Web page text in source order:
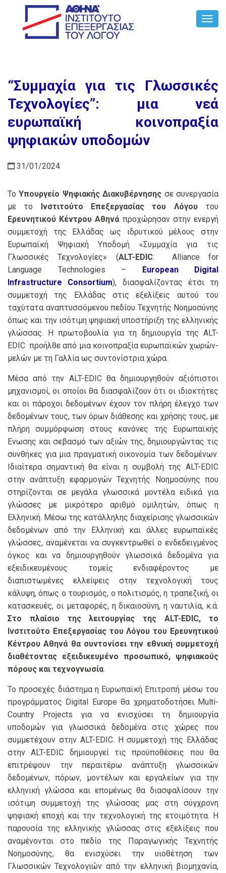
“Συμμαχία για τις Γλωσσικές
Τεχνολογίες”: μια νεά
ευρωπαϊκή κοινοπραξία
ψηφιακών υποδομών
31/01/2024
ΤοΥπουργείο Ψηφιακής Διακυβέρνησης σε συνεργασία
με το Ινστιτούτο Επεξεργασίας του Λόγουτου
Ερευνητικού Κέντρου Αθηνά προχώρησαν στην ενεργή
συμμετοχή της Ελλάδας ως ιδρυτικού μέλους στην
Ευρωπαϊκή Ψηφιακή Υποδομή «Συμμαχία για τις
Γλωσσικές Τεχνολογίες» (ALT-EDIC: Alliance for
Language Technologies – European Digital
Infrastructure Consortium), διασφαλίζοντας έτσι τη
συμμετοχή της Ελλάδας στις εξελίξεις αυτού του
ταχύτατα αναπτυσσόμενου πεδίου Τεχνητής Νοημοσύνης
όπως και την ισότιμη ψηφιακή υποστήριξη της ελληνικής
γλώσσας. Η πρωτοβουλία για τη δημιουργία της ALT-
EDIC προήλθε από μια κοινοπραξία ευρωπαϊκών χωρών-
μελών με τη Γαλλία ως συντονίστρια χώρα.
Μέσα από την ALT-EDIC θα δημιουργηθούν αξιόπιστοι
μηχανισμοί, οι οποίοι θα διασφαλίζουν ότι οι ιδιοκτήτες
και οι πάροχοι δεδομένων έχουν τον πλήρη έλεγχο των
δεδομένων τους, των όρων διάθεσης και χρήσης τους, με
πλήρη συμμόρφωση στους κανόνες της Ευρωπαϊκής
Ένωσης και σεβασμό των αξιών της, δημιουργώντας τις
συνθήκες για μια πραγματική οικονομία των δεδομένων.
Ιδιαίτερα σημαντική θα είναι η συμβολή της ALT-EDIC
στην ανάπτυξη εφαρμογών Τεχνητής Νοημοσύνης που
στηρίζονται σε μεγάλα γλωσσικά μοντέλα ειδικά για
γλώσσες με μικρότερο αριθμό ομιλητών, όπως η
Ελληνική. Μέσω της κατάλληλης διαχείρισης γλωσσικών
δεδομένων από την Ελληνική και άλλες ευρωπαϊκές
γλώσσες, αναμένεται να συγκεντρωθεί ο ενδεδειγμένος
όγκος και να δημιουργηθούν γλωσσικά δεδομένα για
εξειδικευμένους τομείς ενδιαφέροντος με
διαπιστωμένες ελλείψεις στην τεχνολογική τους
κάλυψη, όπως ο τουρισμός, ο πολιτισμός, η τραπεζική, οι
κατασκευές, οι μεταφορές, η δικαιοσύνη, η ναυτιλία, κ.ά.
Στο πλαίσιο της λειτουργίας της ALT-EDIC, το
Ινστιτούτο Επεξεργασίας του Λόγου του Ερευνητικού
Κέντρου Αθηνά θα συντονίσει την εθνική συμμετοχή
διαθέτοντας εξειδικευμένο προσωπικό, ψηφιακούς
πόρους και τεχνογνωσία.
Το προσεχές διάστημα η Ευρωπαϊκή Επιτροπή μέσω του
προγράμματος Digital Europe θα χρηματοδοτήσει Multi-
Country Projects για να ενισχύσει τη δημιουργία
υποδομών για γλωσσικά δεδομένα στις χώρες που
συμμετέχουν στην ALT-EDIC. Η συμμετοχή της Ελλάδας
στην ALT-EDIC δημιουργεί τις προϋποθέσεις που θα
επιτρέψουν την περαιτέρω ανάπτυξη γλωσσικών
δεδομένων, πόρων, μοντέλων και εργαλείων για την
ελληνική γλώσσα και επομένως θα διασφαλίσουν την
ισότιμη συμμετοχή της γλώσσας μας στη σύγχρονη
ψηφιακή εποχή και την τεχνολογική της ετοιμότητα. Η
παρουσία της ελληνικής γλώσσας στις εξελίξεις που
αναμένονται στο πεδίο της Παραγωγικής Τεχνητής
Νοημοσύνης, θα ενισχύσει την υιοθέτηση των
Γλωσσικών Τεχνολογιών από την ελληνική βιομηχανία,